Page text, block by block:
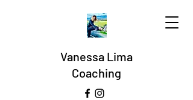
Vanessa Lima
Coaching